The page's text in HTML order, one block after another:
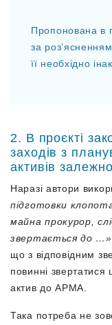
Пропонована в
за
її необхідно
2. В проєкті
заходів з
активів
Наразі автори
підготовки
майна прокурор,
звертається до …».
що з відповідним
повинні
актив до АРМА.
Така потреба не